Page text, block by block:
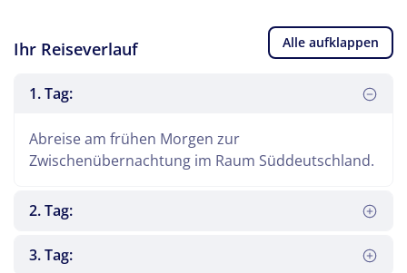
Ihr Reiseverlauf Alle aufklappen
1. Tag:
Abreise am frühen Morgen zur
Zwischenübernachtung im Raum Süddeutschland.
2. Tag:
3. Tag: